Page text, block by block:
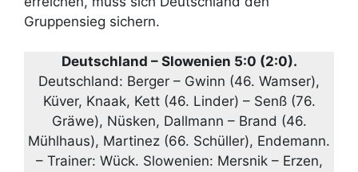
Gruppensieg sichern.
Deutschland – Slowenien 5:0 (2:0).
Deutschland: Berger – Gwinn (46. Wamser),
Küver, Knaak, Kett (46. Linder) – Senß (76.
Gräwe), Nüsken, Dallmann – Brand (46.
Mühlhaus), Martinez (66. Schüller), Endemann.
– Trainer: Wück. Slowenien: Mersnik – Erzen,